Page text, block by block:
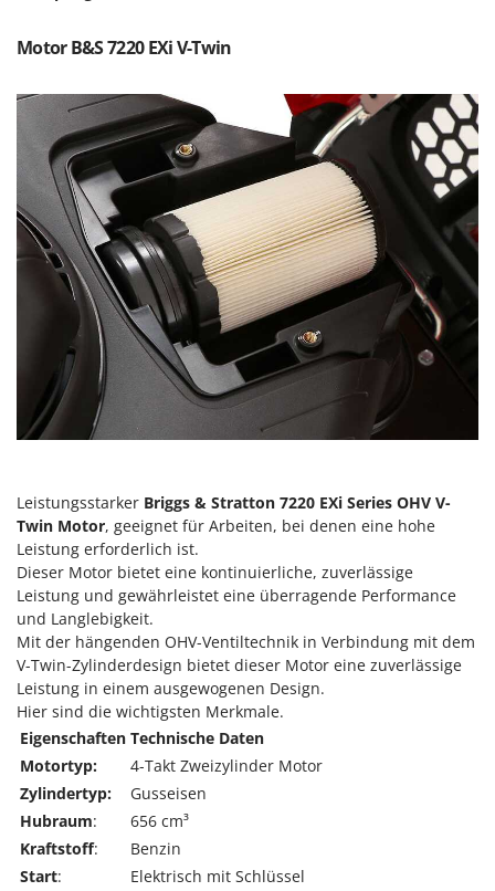
Rührtöpfe mit Elektrischem Rührwerk
S
Sämaschinen und Düngerstreuer
Scheibenpflüge
Schneefräsen
Schneeräumer
Schrotmühlen - elektrisch
Schwader für Traktoren
Schweißgeräte
Seilwinden - Motorseilwinden
Sichelmähwerke für Traktoren
Sichelmulcher für Traktoren
Sprühgeräte für Pflanzenbehandlung
Stäubegeräte für Traktor
Staubsauger - Elektrobesen
T
Teppichreiniger und Teppichbodenreiniger
Thermische und mechanische Unkrautbrenner
Tomatenpressen
Tragbare Powerstationen
Traktor-Heckenscheren mit Ausleger
U
Umfüllpumpen
Umkehrfräsen
Greenworks
GVS
GYS
H
Hailo
Helvi
Henx
HiKOKI
Honda
Idromatic
Il-Tec
Infaco
Intec
Intex
Iseki
Italyco
ITM
J JOLLY ITALIA
K
KAAZ
Karcher
Kasco
Motor B&S 7220 EXi V-Twin
Leistungsstarker Briggs & Stratton 7220 EXi Series OHV V-
Twin Motor, geeignet für Arbeiten, bei denen eine hohe
Leistung erforderlich ist.
Dieser Motor bietet eine kontinuierliche, zuverlässige
Leistung und gewährleistet eine überragende Performance
und Langlebigkeit.
Mit der hängenden OHV-Ventiltechnik in Verbindung mit dem
V-Twin-Zylinderdesign bietet dieser Motor eine zuverlässige
Leistung in einem ausgewogenen Design.
Hier sind die wichtigsten Merkmale.
Eigenschaften Technische Daten
Motortyp:
4-Takt Zweizylinder Motor
Zylindertyp:
Gusseisen
Hubraum:
656 cm³
Kraftstoff:
Benzin
Start:
Elektrisch mit Schlüssel